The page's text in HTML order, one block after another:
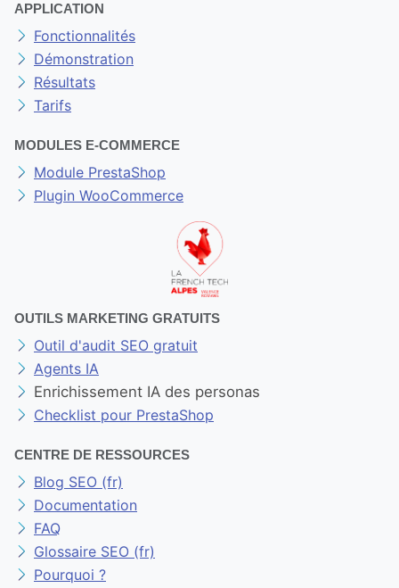
APPLICATION
Fonctionnalités
Démonstration
Résultats
Tarifs
MODULES E-COMMERCE
Module PrestaShop
Plugin WooCommerce
OUTILS MARKETING GRATUITS
Outil d'audit SEO gratuit
Agents IA
Enrichissement IA des personas
Checklist pour PrestaShop
CENTRE DE RESSOURCES
Blog SEO (fr)
Documentation
FAQ
Glossaire SEO (fr)
Pourquoi ?